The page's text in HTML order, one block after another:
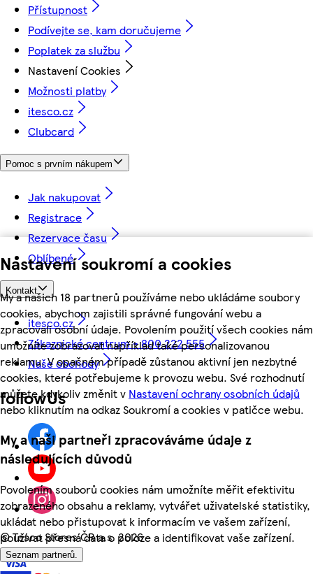
Nastavení soukromí a cookies
My a našich 18 partnerů používáme nebo ukládáme soubory
cookies, abychom zajistili správné fungování webu a
zpracovali osobní údaje. Povolením použití všech cookies nám
umožníte zobrazovat například také personalizovanou
reklamu. V opačném případě zůstanou aktivní jen nezbytné
cookies, které potřebujeme k provozu webu. Své rozhodnutí
můžete kdykoliv změnit v Nastavení ochrany osobních údajů
nebo kliknutím na odkaz Soukromí a cookies v patičce webu.
My a naši partneři zpracováváme údaje z
následujících důvodů
Povolením souborů cookies nám umožníte měřit efektivitu
zobrazeného obsahu a reklamy, vytvářet uživatelské statistiky,
ukládat nebo přistupovat k informacím ve vašem zařízení,
používat přesná data o poloze a identifikovat vaše zařízení.
Seznam partnerů.
Přístupnost
Podívejte se, kam doručujeme
Poplatek za službu
Nastavení Cookies
Možnosti platby
itesco.cz
Clubcard
Pomoc s prvním nákupem
Jak nakupovat
Registrace
Rezervace času
Oblíbené
Kontakt
itesco.cz
Zákaznické centrum - 800 222 555
Naše obchody
followUs
©Tesco Stores ČR a.s. 2026